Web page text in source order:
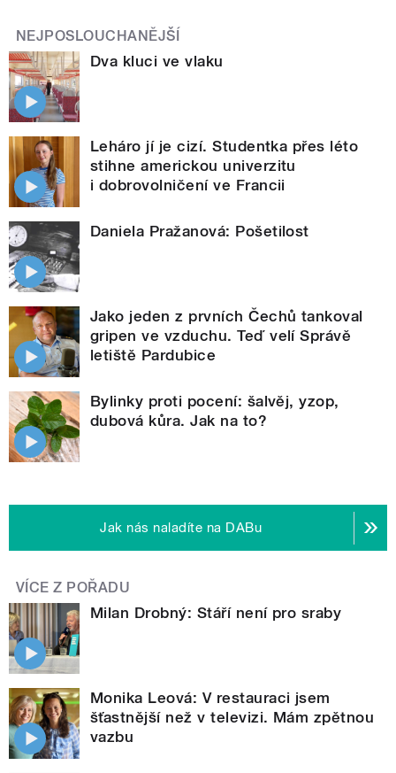
NEJPOSLOUCHANĚJŠÍ
Dva kluci ve vlaku
Leháro jí je cizí. Studentka přes léto
stihne americkou univerzitu
i dobrovolničení ve Francii
Daniela Pražanová: Pošetilost
Jako jeden z prvních Čechů tankoval
gripen ve vzduchu. Teď velí Správě
letiště Pardubice
Bylinky proti pocení: šalvěj, yzop,
dubová kůra. Jak na to?
Jak nás naladíte na DABu
VÍCE Z POŘADU
Milan Drobný: Stáří není pro sraby
Monika Leová: V restauraci jsem
šťastnější než v televizi. Mám zpětnou
vazbu